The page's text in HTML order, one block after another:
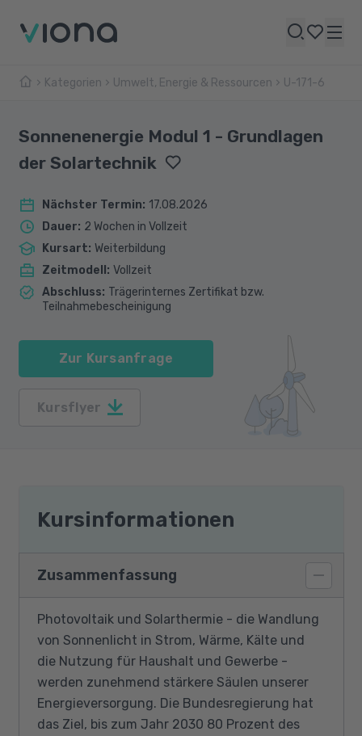
Kategorien Umwelt, Energie & Ressourcen U-171-6
Sonnenenergie Modul 1 - Grundlagen
der Solartechnik
Nächster Termin: 17.08.2026
Dauer: 2 Wochen in Vollzeit
Kursart: Weiterbildung
Zeitmodell : Vollzeit
Abschluss: Trägerinternes Zertifikat bzw.
Teilnahmebescheinigung
Zur Kursanfrage
Kursflyer
Kursinformationen
Zusammenfassung
Photovoltaik und Solarthermie - die Wandlung
von Sonnenlicht in Strom, Wärme, Kälte und
die Nutzung für Haushalt und Gewerbe -
werden zunehmend stärkere Säulen unserer
Energieversorgung. Die Bundesregierung hat
das Ziel, bis zum Jahr 2030 80 Prozent des